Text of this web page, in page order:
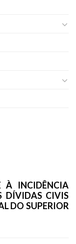
À INCIDÊNCIA
DÍVIDAS CIVIS
DO SUPERIOR